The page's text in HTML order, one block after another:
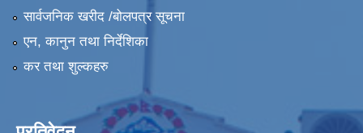
सार्वजनिक खरीद /बोलपत्र सूचना
एन, कानुन तथा निर्देशिका
कर तथा शुल्कहरु